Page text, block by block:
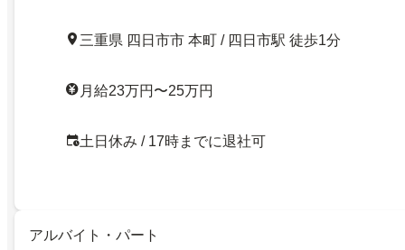
三重県 四日市市 本町 / 四日市駅 徒歩1分
月給23万円〜25万円
土日休み / 17時までに退社可
アルバイト・パート